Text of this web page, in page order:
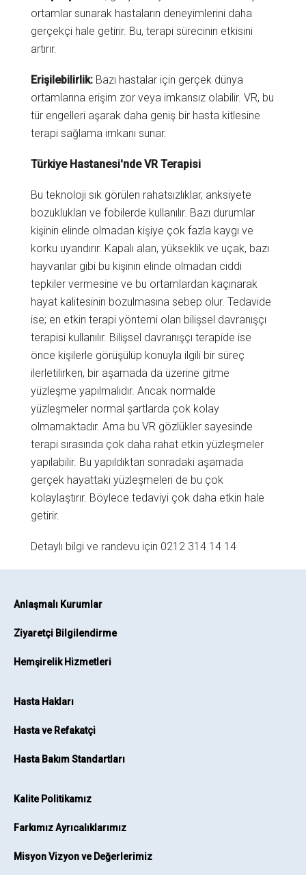
ortamlar sunarak hastaların deneyimlerini daha
gerçekçi hale getirir. Bu, terapi sürecinin etkisini
artırır.
Erişilebilirlik:Bazı hastalar için gerçek dünya
ortamlarına erişim zor veya imkansız olabilir. VR, bu
tür engelleri aşarak daha geniş bir hasta kitlesine
terapi sağlama imkanı sunar.
Türkiye Hastanesi'nde VR Terapisi
Bu teknoloji sık görülen rahatsızlıklar, anksiyete
bozuklukları ve fobilerde kullanılır. Bazı durumlar
kişinin elinde olmadan kişiye çok fazla kaygı ve
korku uyandırır. Kapalı alan, yükseklik ve uçak, bazı
hayvanlar gibi bu kişinin elinde olmadan ciddi
tepkiler vermesine ve bu ortamlardan kaçınarak
hayat kalitesinin bozulmasına sebep olur. Tedavide
ise; en etkin terapi yöntemi olan bilişsel davranışçı
terapisi kullanılır. Bilişsel davranışçı terapide ise
önce kişilerle görüşülüp konuyla ilgili bir süreç
ilerletilirken, bir aşamada da üzerine gitme
yüzleşme yapılmalıdır. Ancak normalde
yüzleşmeler normal şartlarda çok kolay
olmamaktadır. Ama bu VR gözlükler sayesinde
terapi sırasında çok daha rahat etkin yüzleşmeler
yapılabilir. Bu yapıldıktan sonradaki aşamada
gerçek hayattaki yüzleşmeleri de bu çok
kolaylaştırır. Böylece tedaviyi çok daha etkin hale
getirir.
Detaylı bilgi ve randevu için 0212 314 14 14
Anlaşmalı Kurumlar
Ziyaretçi Bilgilendirme
Hemşirelik Hizmetleri
Hasta Hakları
Hasta ve Refakatçi
Hasta Bakım Standartları
Kalite Politikamız
Farkımız Ayrıcalıklarımız
Misyon Vizyon ve Değerlerimiz